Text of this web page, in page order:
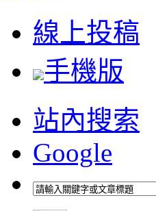
線上投稿
手機版
站內搜索
Google